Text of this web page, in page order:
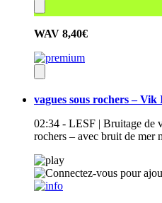
WAV 8,40€
vagues sous rochers – Vik
02:34 - LESF | Bruitage de
rochers – avec bruit de